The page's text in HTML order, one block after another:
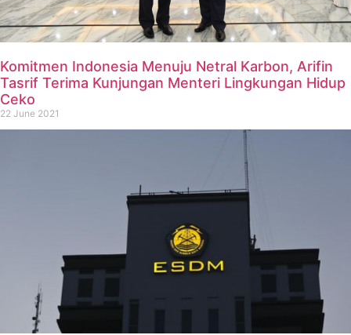
Komitmen Indonesia Menuju Netral Karbon, Arifin
Tasrif Terima Kunjungan Menteri Lingkungan Hidup
Ceko
22 June 2021